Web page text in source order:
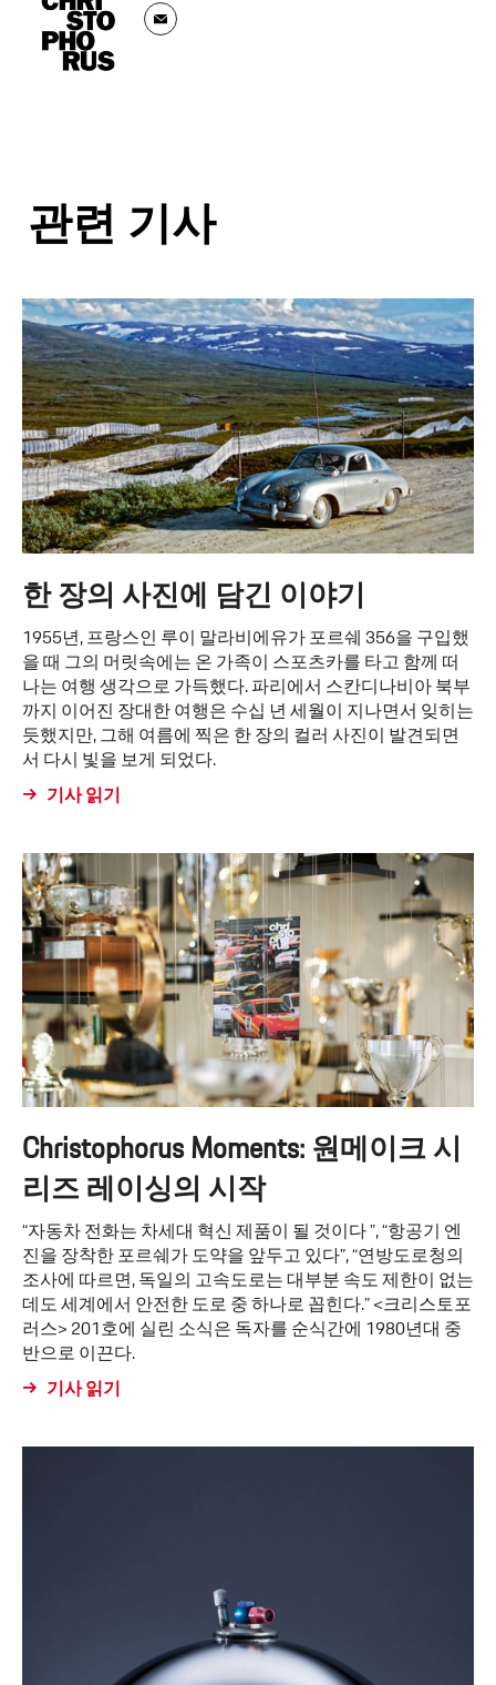
관련 기사
한 장의 사진에 담긴 이야기
1955년, 프랑스인 루이 말라비에유가 포르쉐 356을 구입했
을 때 그의 머릿속에는 온 가족이 스포츠카를 타고 함께 떠
나는 여행 생각으로 가득했다. 파리에서 스칸디나비아 북부
까지 이어진 장대한 여행은 수십 년 세월이 지나면서 잊히는
듯했지만, 그해 여름에 찍은 한 장의 컬러 사진이 발견되면
서 다시 빛을 보게 되었다.
기사 읽기
Christophorus Moments: 원메이크 시
리즈 레이싱의 시작
“자동차 전화는 차세대 혁신 제품이 될 것이다 ”, “항공기 엔
진을 장착한 포르쉐가 도약을 앞두고 있다”, “연방도로청의
조사에 따르면, 독일의 고속도로는 대부분 속도 제한이 없는
데도 세계에서 안전한 도로 중 하나로 꼽힌다.” <크리스토포
러스> 201호에 실린 소식은 독자를 순식간에 1980년대 중
반으로 이끈다.
기사 읽기